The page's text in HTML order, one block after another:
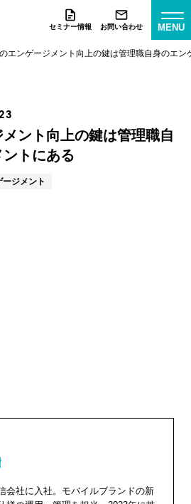
セミナー情報 お問い合わせ MENU
エンゲージメント向上の鍵は管理職自身のエン
ント向上の鍵は管理職自
トにある
ージメント
会社に入社。モバイルブランドの新